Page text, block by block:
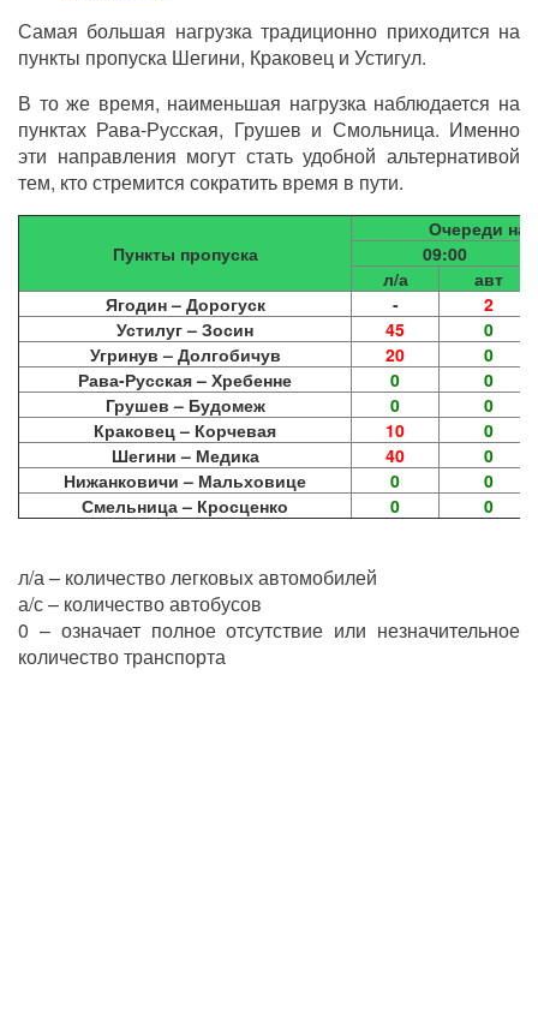
Самая большая нагрузка традиционно приходится на
пункты пропуска Шегини, Краковец и Устигул.
В то же время, наименьшая нагрузка наблюдается на
пунктах Рава-Русская, Грушев и Смольница. Именно
эти направления могут стать удобной альтернативой
тем, кто стремится сократить время в пути.
Пункты пропуска
Очереди на
09:00
л/а
авт
Ягодин – Дорогуск
-
2
Устилуг – Зосин
45
0
Угринув – Долгобичув
20
0
Рава-Русская – Хребенне
0
0
Грушев – Будомеж
0
0
Краковец – Корчевая
10
0
Шегини – Медика
40
0
Нижанковичи – Мальховице
0
0
Смельница – Кросценко
0 0
л/а – количество легковых автомобилей
а/с – количество автобусов
0 – означает полное отсутствие или незначительное
количество транспорта